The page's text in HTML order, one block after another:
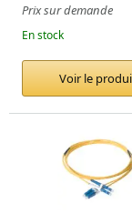
Prix sur demande
En stock
Voir le